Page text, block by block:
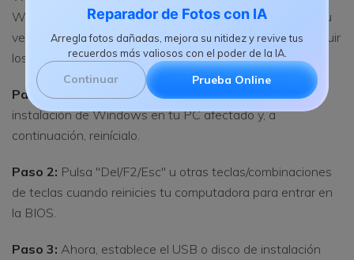
Reparador de Fotos con IA
Arregla fotos dañadas, mejora su nitidez y revive tus
recuerdos más valiosos con el poder de la IA.
Continuar Prueba Online
Windows que contenga los archivos de instalación de su
versión actual de Windows. A continuación, puedes seguir
los pasos para solucionar el error:
Paso 1:
Para empezar, inserta el USB o disco de
instalación de Windows en tu PC afectado y, a
continuación, reinícialo.
Paso 2: Pulsa "Del/F2/Esc" u otras teclas/combinaciones
de teclas cuando reinicies tu computadora para entrar en
la BIOS.
Paso 3: Ahora, establece el USB o disco de instalación